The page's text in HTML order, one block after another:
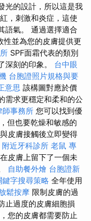
光的設計，所以這是我
，刺激和炎症，這使
語氣。 通過選擇適合
性並為您的皮膚提供更
SPF面霜代表的類別
深刻的印象。 台中眼
台胞證照片規格與要
意思 該構圖對應於價
需求更穩定和柔和的公
師事務所 您可以找到優
但也要乾燥和敏感的
皮膚接觸後立即變得
附近牙科診所 老鼠 專
皮膚上留下了一個未
自助餐外燴 台胞證新
鍵字搜尋策略 全年使用
鬆按摩 限制皮膚的過
止過度的皮膚細胞損
您的皮膚都需要防止